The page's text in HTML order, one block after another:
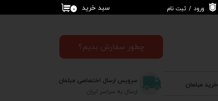
سرویس ارسال اختصاصی مبلمان
ارسال به سراسر ایران
۰ سبد خرید ورود / ثبت نام
خروج از حساب
مبلمان
چطور سفارش بدیم؟